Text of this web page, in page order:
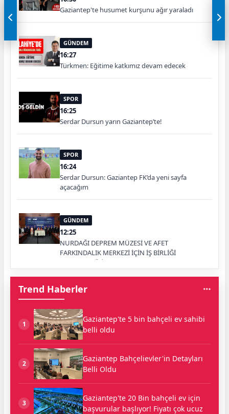
Gaziantep'te husumet kurşunu ağır yaraladı
GÜNDEM
16:27
Türkmen: Eğitime katkımız devam edecek
SPOR
16:25
Serdar Dursun yarın Gaziantep’te!
SPOR
16:24
Serdar Dursun: Gaziantep FK’da yeni sayfa
açacağım
GÜNDEM
12:25
NURDAĞI DEPREM MÜZESİ VE AFET
FARKINDALIK MERKEZİ İÇİN İŞ BİRLİĞİ
PROTOKOLÜ İMZALANDI
Trend Haberler
1
Gaziantep'te 5 bin bahçeli ev sahibi
belli oldu
2
Gaziantep Bahçelievler'in Detayları
Belli Oldu
3
Gaziantep'te 20 Bin bahçeli ev için
başvurular başlıyor! Fiyatı çok ucuz